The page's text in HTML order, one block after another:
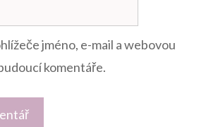
jméno, e-mail a webovou
komentáře.